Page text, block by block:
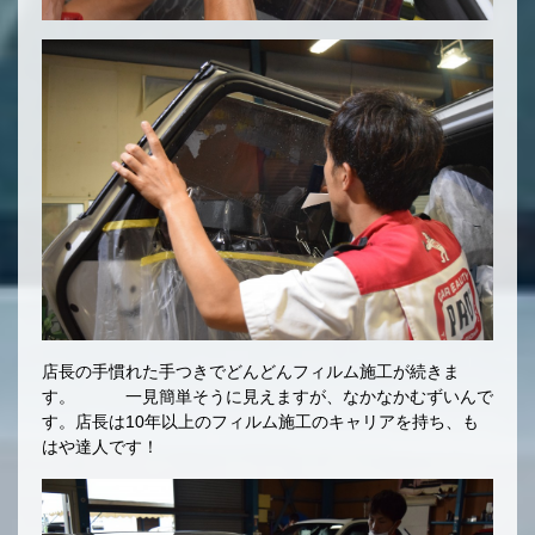
店長の手慣れた手つきでどんどんフィルム施工が続きま
す。 一見簡単そうに見えますが、なかなかむずいんで
す。店長は10年以上のフィルム施工のキャリアを持ち、も
はや達人です！